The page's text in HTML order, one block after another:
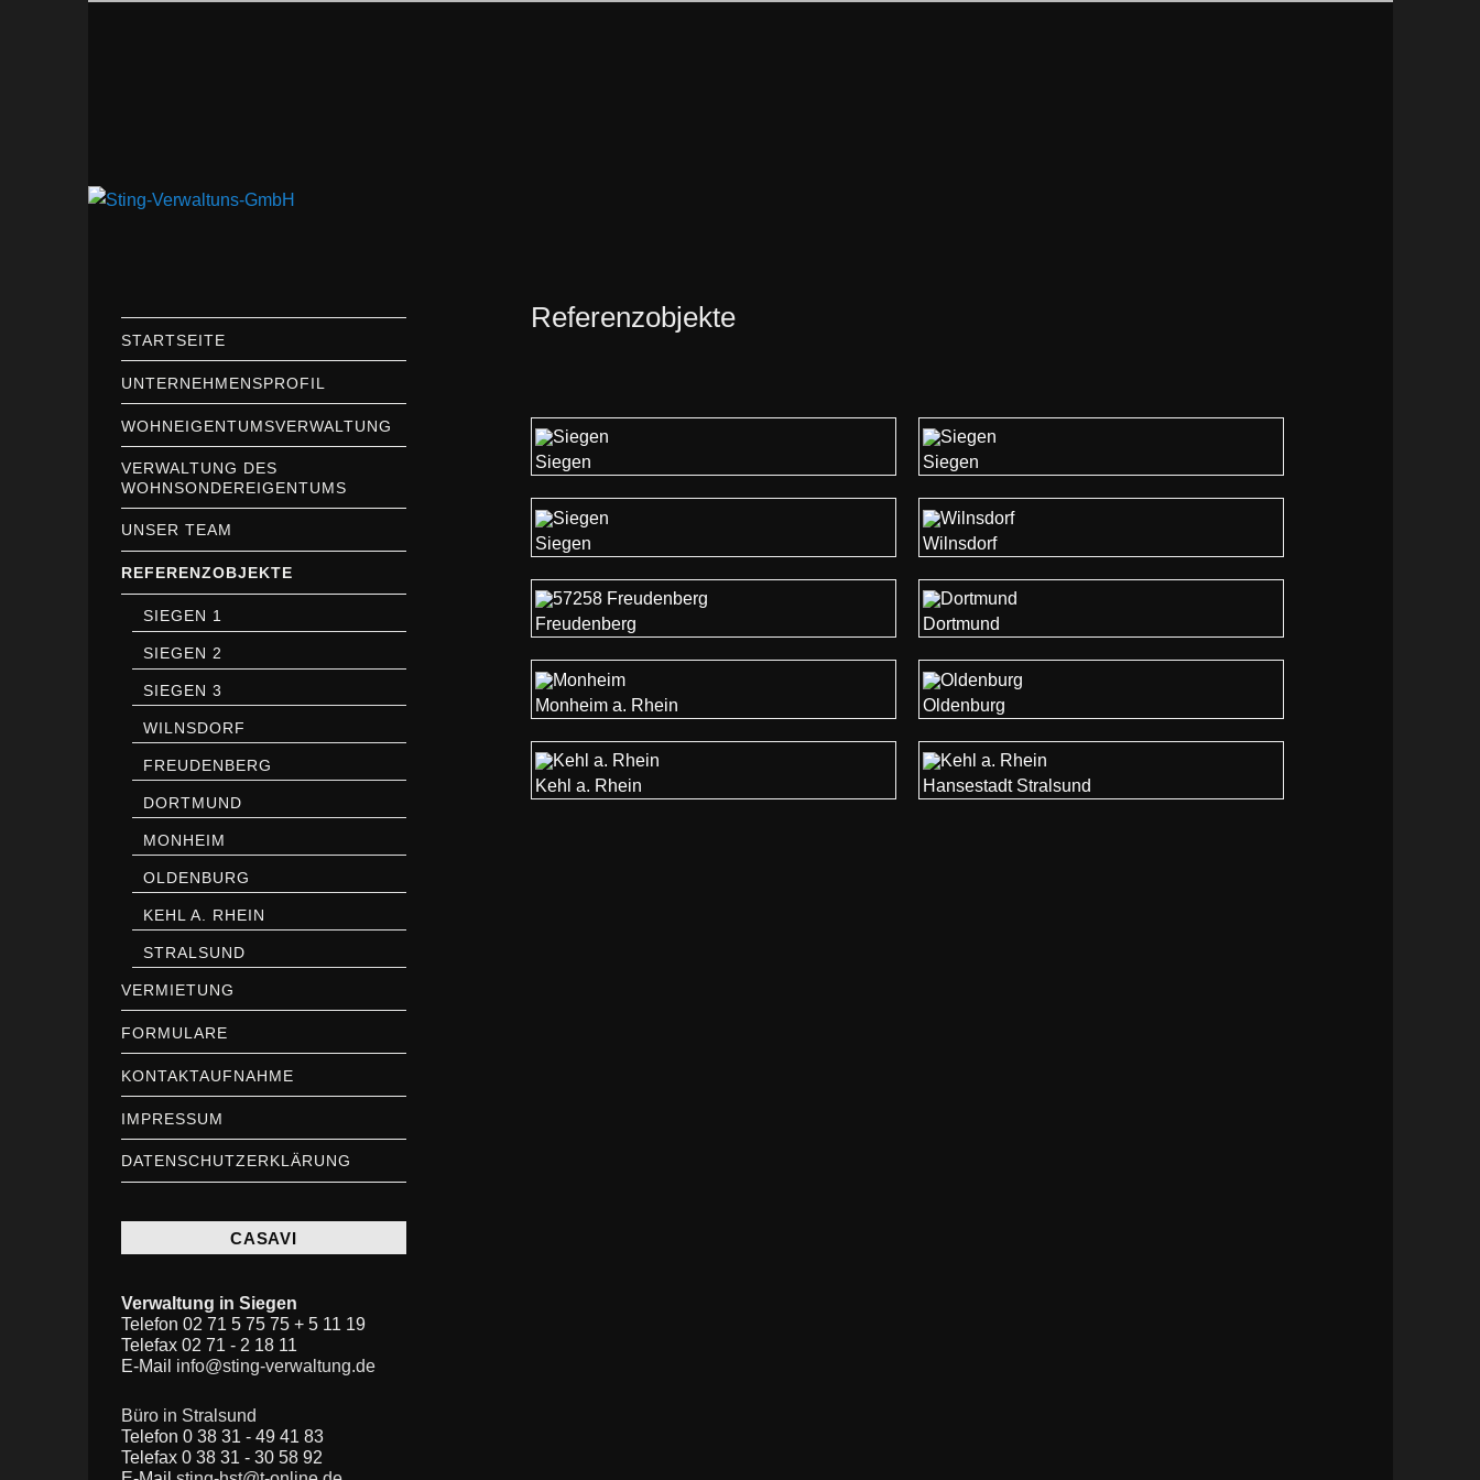
Referenzobjekte
Siegen Siegen
Siegen Wilnsdorf
Freudenberg Dortmund
Monheim a. Rhein Oldenburg
Kehl a. Rhein Hansestadt Stralsund
STARTSEITE
UNTERNEHMENSPROFIL
WOHNEIGENTUMSVERWALTUNG
VERWALTUNG DES
WOHNSONDEREIGENTUMS
UNSER TEAM
REFERENZOBJEKTE
SIEGEN 1
SIEGEN 2
SIEGEN 3
WILNSDORF
FREUDENBERG
DORTMUND
MONHEIM
OLDENBURG
KEHL A. RHEIN
STRALSUND
VERMIETUNG
FORMULARE
KONTAKTAUFNAHME
IMPRESSUM
DATENSCHUTZERKLÄRUNG
CASAVI
Verwaltung in Siegen
Telefon 02 71 5 75 75 + 5 11 19
Telefax 02 71 - 2 18 11
E-Mail info@sting-verwaltung.de
Büro in Stralsund
Telefon 0 38 31 - 49 41 83
Telefax 0 38 31 - 30 58 92